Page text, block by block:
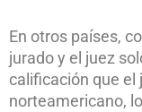
En otros países,
jurado y el juez
calificación que el
norteamericano,